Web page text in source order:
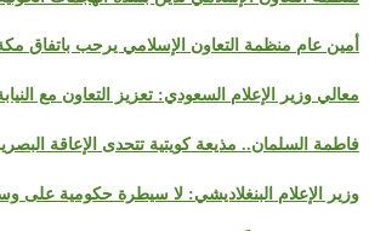
أمين عام منظمة التعاون الإسلامي يرحب باتفاق
معالي وزير الإعلام السعودي: تعزيز التعاون مع
فاطمة السلمان.. مذيعة كويتية تتحدى الإعاقة
وزير الإعلام البنغلاديشي: لا سيطرة حكومية على